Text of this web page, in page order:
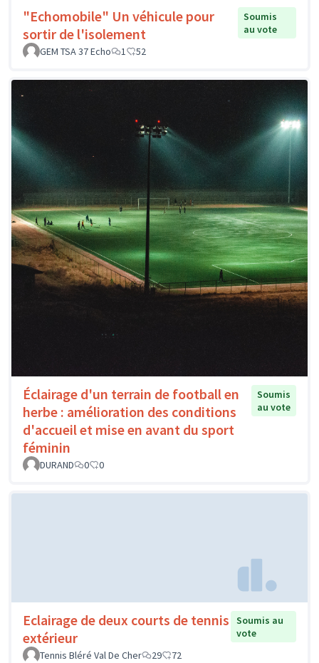
"Echomobile" Un véhicule pour
sortir de l'isolement
Soumis
au vote
GEM TSA 37 Echo
1 52
Éclairage d'un terrain de football en
herbe : amélioration des conditions
d'accueil et mise en avant du sport
féminin
Soumis
au vote
DURAND 0 0
Eclairage de deux courts de tennis
extérieur
Soumis au
vote
Tennis Bléré Val De Cher
29 72